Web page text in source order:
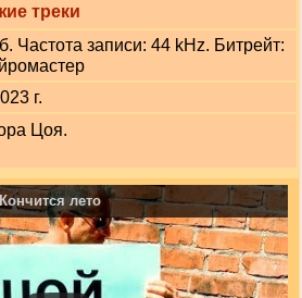
треки
Частота записи: 44 kHz. Битрейт:
г.
Цоя.
лето